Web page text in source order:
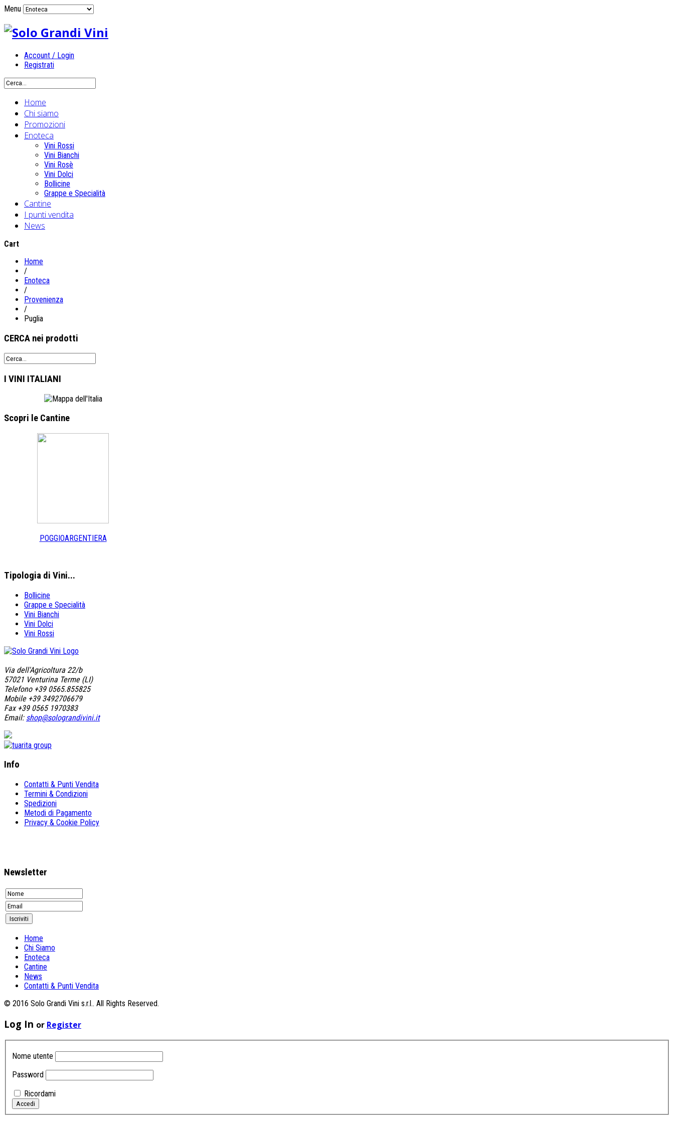
Menu
Account / Login
Registrati
Home
Chi siamo
Promozioni
Enoteca
Vini Rossi
Vini Bianchi
Vini Rosè
Vini Dolci
Bollicine
Grappe e Specialità
Cantine
I punti vendita
News
Cart
Home
/
Enoteca
/
Provenienza
/
Puglia
CERCA nei prodotti
I VINI ITALIANI
Scopri le Cantine
POGGIOARGENTIERA
Tipologia di Vini...
Bollicine
Grappe e Specialità
Vini Bianchi
Vini Dolci
Vini Rossi
Via dell'Agricoltura 22/b
57021 Venturina Terme (LI)
Telefono +39 0565.855825
Mobile +39 3492706679
Fax +39 0565 1970383
Email: shop@solograndivini.it
Info
Contatti & Punti Vendita
Termini & Condizioni
Spedizioni
Metodi di Pagamento
Privacy & Cookie Policy
Newsletter
Home
Chi Siamo
Enoteca
Cantine
News
Contatti & Punti Vendita
© 2016 Solo Grandi Vini s.r.l.. All Rights Reserved.
Log In or Register
Nome utente
Password
Ricordami